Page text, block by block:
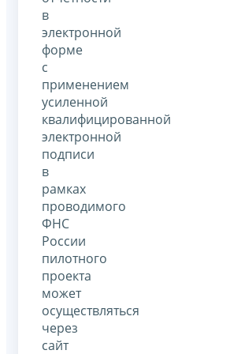
в
электронной
форме
с
применением
усиленной
квалифицированной
электронной
подписи
в
рамках
проводимого
ФНС
России
пилотного
проекта
может
осуществляться
через
сайт